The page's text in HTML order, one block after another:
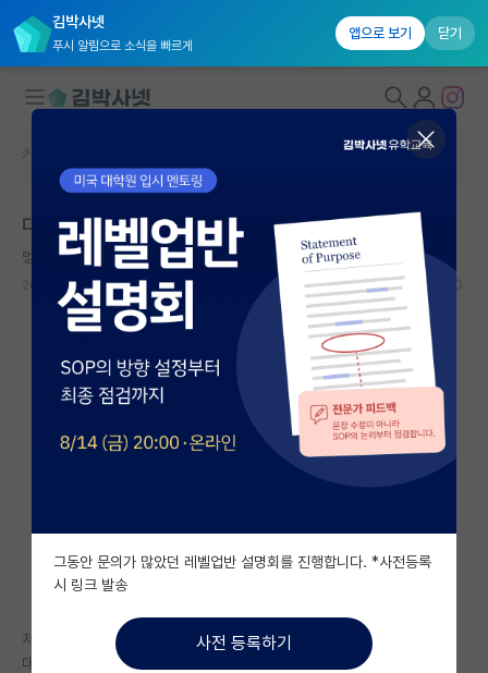
김박사넷
푸시 알림으로 소식을 빠르게
앱으로 보기 닫기
대학원생 모집
국내대학원 정보
연구실&오픈랩
커뮤니티
커뮤니티 홈
전체글보기
베스트 게시판
자유 게시판(아무개랩)
미국 유학 게시판
미국 대학원 합격 후기 게시판
대학원생 모집 게시판
커뮤니티 홈
다들 이정도는 버티면서 하시나요?
멍때리는 제인 오스틴
2024.03.29 9 3308
저는 대학졸업하고 공부가 재밌어서
대학원에 진학했습니다
그동안 문의가 많았던 레벨업반 설명회를 진행합니다. *사전등록
시 링크 발송
사전 등록하기